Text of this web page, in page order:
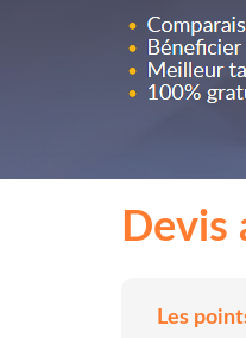
Devis
Les